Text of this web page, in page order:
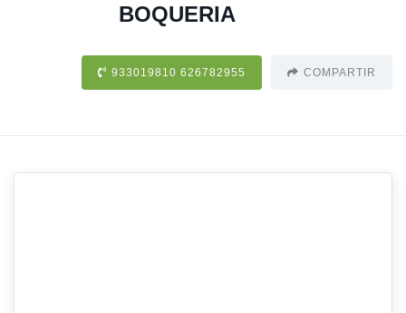
BOQUERIA
933019810 626782955 COMPARTIR